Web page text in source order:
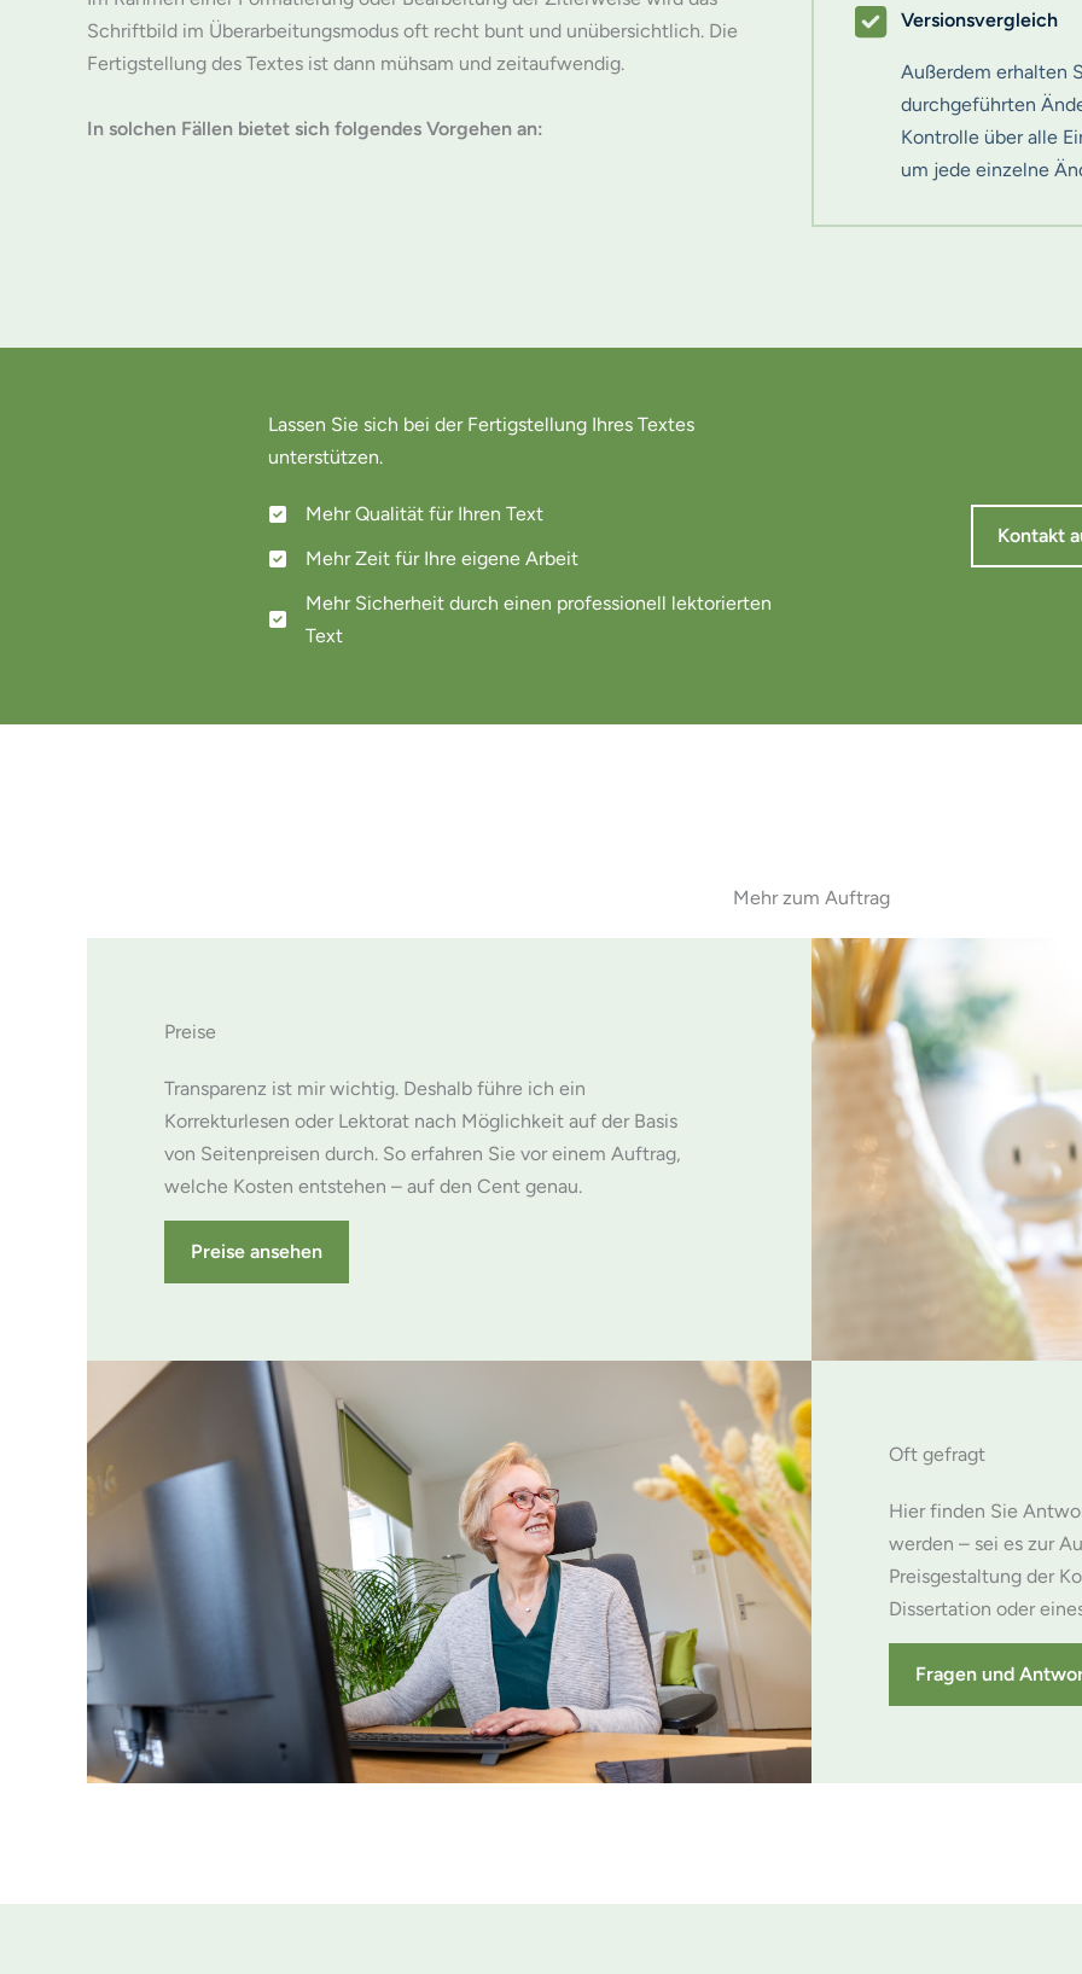
Schriftbild im Überarbeitungsmodus oft recht bunt und unübersichtlich. Die
Fertigstellung des Textes ist dann mühsam und zeitaufwendig.
In solchen Fällen bietet sich folgendes Vorgehen an:
Versionsvergleich
Außerdem erhalten
durchgeführten
Kontrolle über alle
um jede einzelne
Lassen Sie sich bei der Fertigstellung Ihres Textes
unterstützen.
Mehr Qualität für Ihren Text
Mehr Zeit für Ihre eigene Arbeit
Mehr Sicherheit durch einen professionell lektorierten
Text
Kontakt
Mehr zum Auftrag
Preise
Transparenz ist mir wichtig. Deshalb führe ich ein
Korrekturlesen oder Lektorat nach Möglichkeit auf der Basis
von Seitenpreisen durch. So erfahren Sie vor einem Auftrag,
welche Kosten entstehen – auf den Cent genau.
Preise ansehen
Oft gefragt
Hier finden Sie
werden – sei es zur
Preisgestaltung der
Dissertation oder
Fragen und